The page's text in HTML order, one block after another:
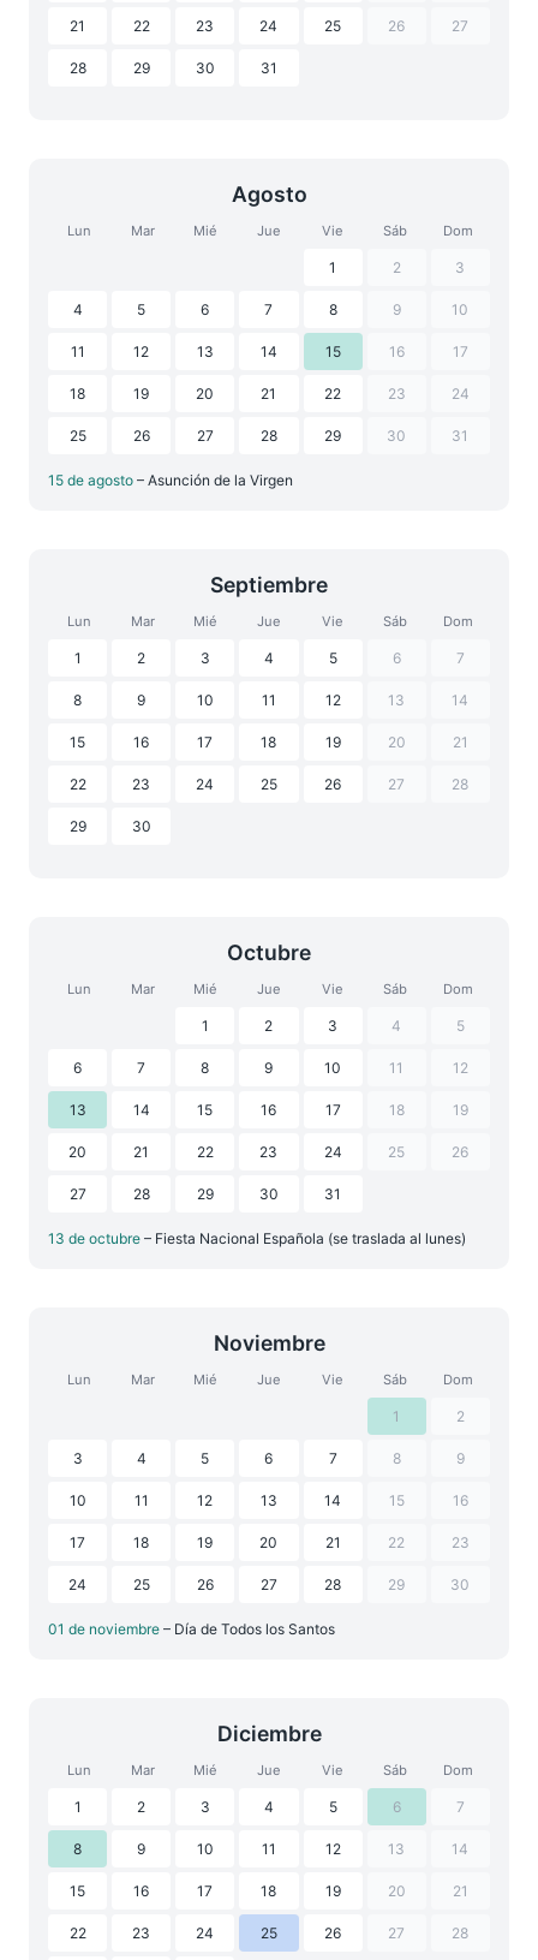
21 22 23 24 25 26 27
28 29 30 31
Agosto
Lun Mar Mié Jue Vie Sáb Dom
1 2 3
4 5 6 7 8 9 10
11 12 13 14 15 16 17
18 19 20 21 22 23 24
25 26 27 28 29 30 31
15 de agosto – Asunción de la Virgen
Septiembre
Lun Mar Mié Jue Vie Sáb Dom
1 2 3 4 5 6 7
8 9 10 11 12 13 14
15 16 17 18 19 20 21
22 23 24 25 26 27 28
29 30
Octubre
Lun Mar Mié Jue Vie Sáb Dom
1 2 3 4 5
6 7 8 9 10 11 12
13 14 15 16 17 18 19
20 21 22 23 24 25 26
27 28 29 30 31
13 de octubre – Fiesta Nacional Española (se traslada al lunes)
Noviembre
Lun Mar Mié Jue Vie Sáb Dom
1 2
3 4 5 6 7 8 9
10 11 12 13 14 15 16
17 18 19 20 21 22 23
24 25 26 27 28 29 30
01 de noviembre – Día de Todos los Santos
Diciembre
Lun Mar Mié Jue Vie Sáb Dom
1 2 3 4 5 6 7
8 9 10 11 12 13 14
15 16 17 18 19 20 21
22 23 24 25 26 27 28